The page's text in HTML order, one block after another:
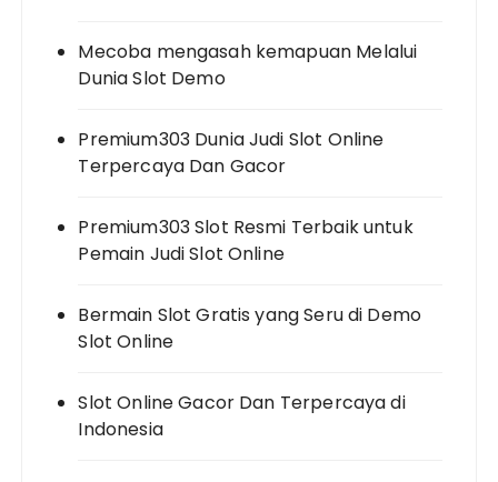
Mecoba mengasah kemapuan Melalui
Dunia Slot Demo
Premium303 Dunia Judi Slot Online
Terpercaya Dan Gacor
Premium303 Slot Resmi Terbaik untuk
Pemain Judi Slot Online
Bermain Slot Gratis yang Seru di Demo
Slot Online
Slot Online Gacor Dan Terpercaya di
Indonesia